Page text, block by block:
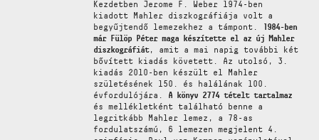
Kezdetben Jerome F. Weber 1974-ben
kiadott Mahler diszkográfiája volt a
begyűjtendő lemezekhez a támpont.
1984-ben
már Fülöp Péter maga készítette el az új Mahler
diszkográfiát, amit a mai napig további két
bővített kiadás követett. Az utolsó, 3.
kiadás 2010-ben készült el Mahler
születésének 150. és halálának 100.
évfordulójára.
A könyv 2774 tételt tartalmaz
és mellékletként található benne a
legritkább Mahler lemez, a 78-as
fordulatszámú, 6 lemezen megjelent 4.